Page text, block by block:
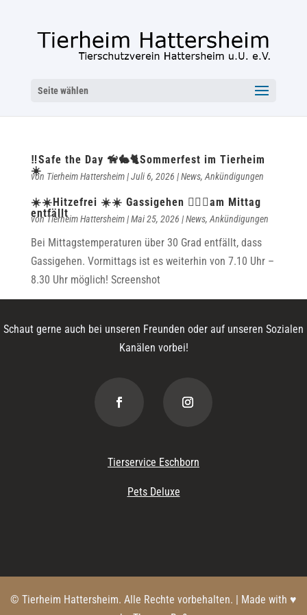
Seite wählen
‼️Safe the Day 🦮🐇🐈Sommerfest im Tierheim
☀️
von Tierheim Hattersheim|Juli 6, 2026 |News, Ankündigungen
☀️☀️Hitzefrei ☀️☀️ Gassigehen 🐕‍🦺🦮am Mittag
entfällt
vonTierheim Hattersheim|Mai 25, 2026 |News, Ankündigungen
Bei Mittagstemperaturen über 30 Grad entfällt, dass
Gassigehen. Vormittags ist es weiterhin von 7.10 Uhr –
8.30 Uhr möglich! Screenshot
Schaut gerne auch bei unseren Freunden oder auf unseren Sozialen
Kanälen vorbei!
Tierservice Eschborn
Pets Deluxe
© Tierheim Hattersheim. Alle Rechte vorbehalten. | Made with ♥